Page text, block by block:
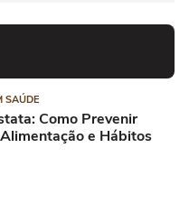
SAÚDE
Como Prevenir
e Hábitos